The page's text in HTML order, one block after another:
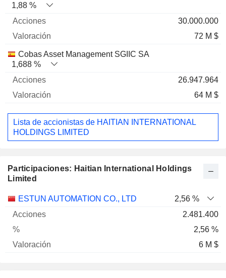
1,88 %
30.000.000
72 M $
Cobas Asset Management SGIIC SA
1,688 %
26.947.964
64 M $
Lista de accionistas de HAITIAN INTERNATIONAL
HOLDINGS LIMITED
Participaciones: Haitian International Holdings
Limited
Nombre Acciones % Valoración
ESTUN AUTOMATION CO., LTD
2,56 %
2.481.400
2,56 %
6 M $